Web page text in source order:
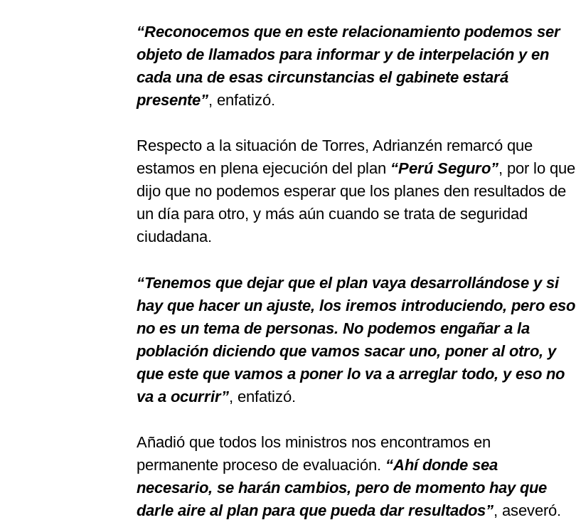
“Reconocemos que en este relacionamiento podemos ser
objeto de llamados para informar y de interpelación y en
cada una de esas circunstancias el gabinete estará
presente”, enfatizó.
Respecto a la situación de Torres, Adrianzén remarcó que
estamos en plena ejecución del plan “Perú Seguro”, por lo que
dijo que no podemos esperar que los planes den resultados de
un día para otro, y más aún cuando se trata de seguridad
ciudadana.
“Tenemos que dejar que el plan vaya desarrollándose y si
hay que hacer un ajuste, los iremos introduciendo, pero eso
no es un tema de personas. No podemos engañar a la
población diciendo que vamos sacar uno, poner al otro, y
que este que vamos a poner lo va a arreglar todo, y eso no
va a ocurrir”, enfatizó.
Añadió que todos los ministros nos encontramos en
permanente proceso de evaluación. “Ahí donde sea
necesario, se harán cambios, pero de momento hay que
darle aire al plan para que pueda dar resultados”, aseveró.